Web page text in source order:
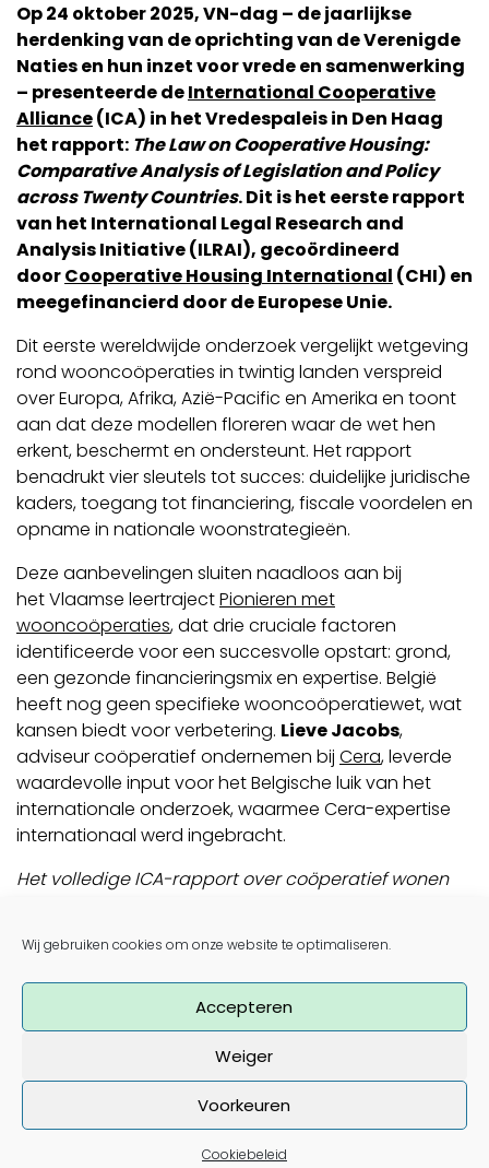
Wij gebruiken cookies om onze website te optimaliseren.
Accepteren
Weiger
Voorkeuren
Cookiebeleid
Op 24 oktober 2025, VN-dag – de jaarlijkse
herdenking van de oprichting van de Verenigde
Naties en hun inzet voor vrede en samenwerking
– presenteerde deInternational Cooperative
Alliance(ICA) in het Vredespaleis in Den Haag
het rapport: The Law on Cooperative Housing:
Comparative Analysis of Legislation and Policy
across Twenty Countries. Dit is het eerste rapport
van het International Legal Research and
Analysis Initiative (ILRAI), gecoördineerd
doorCooperative Housing International (CHI) en
meegefinancierd door de Europese Unie.
Dit eerste wereldwijde onderzoek vergelijkt wetgeving
rond wooncoöperaties in twintig landen verspreid
over Europa, Afrika, Azië-Pacific en Amerika en toont
aan dat deze modellen floreren waar de wet hen
erkent, beschermt en ondersteunt. Het rapport
benadrukt vier sleutels tot succes: duidelijke juridische
kaders, toegang tot financiering, fiscale voordelen en
opname in nationale woonstrategieën.
Deze aanbevelingen sluiten naadloos aan bij
het Vlaamse leertrajectPionieren met
wooncoöperaties, dat drie cruciale factoren
identificeerde voor een succesvolle opstart: grond,
een gezonde financieringsmix en expertise. België
heeft nog geen specifieke wooncoöperatiewet, wat
kansen biedt voor verbetering. Lieve Jacobs,
adviseur coöperatief ondernemen bij Cera, leverde
waardevolle input voor het Belgische luik van het
internationale onderzoek, waarmee Cera-expertise
internationaal werd ingebracht.
Het volledige ICA-rapport over coöperatief wonen
Post navigation
Peggy Totté in magazine Lokaal: “De waarde van
Coöperatief wonen als motor voor de transformatie
van verkavelingswijken?